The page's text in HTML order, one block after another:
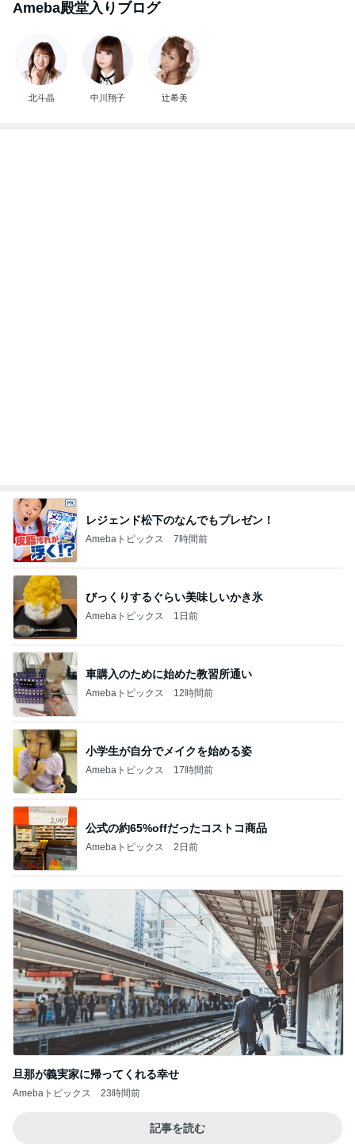
Ameba殿堂入りブログ
北斗晶 中川翔子 辻希美
レジェンド松下のなんでもプレゼン！
Amebaトピックス 7時間前
びっくりするぐらい美味しいかき氷
Amebaトピックス 1日前
車購入のために始めた教習所通い
Amebaトピックス 12時間前
小学生が自分でメイクを始める姿
Amebaトピックス 17時間前
公式の約65%offだったコストコ商品
Amebaトピックス 2日前
旦那が義実家に帰ってくれる幸せ
Amebaトピックス 23時間前
記事を読む